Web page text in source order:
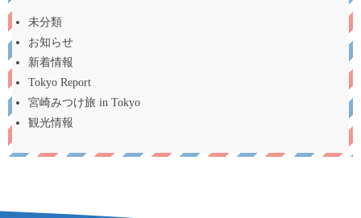
未分類
お知らせ
新着情報
Tokyo Report
宮崎みつけ旅 in Tokyo
観光情報